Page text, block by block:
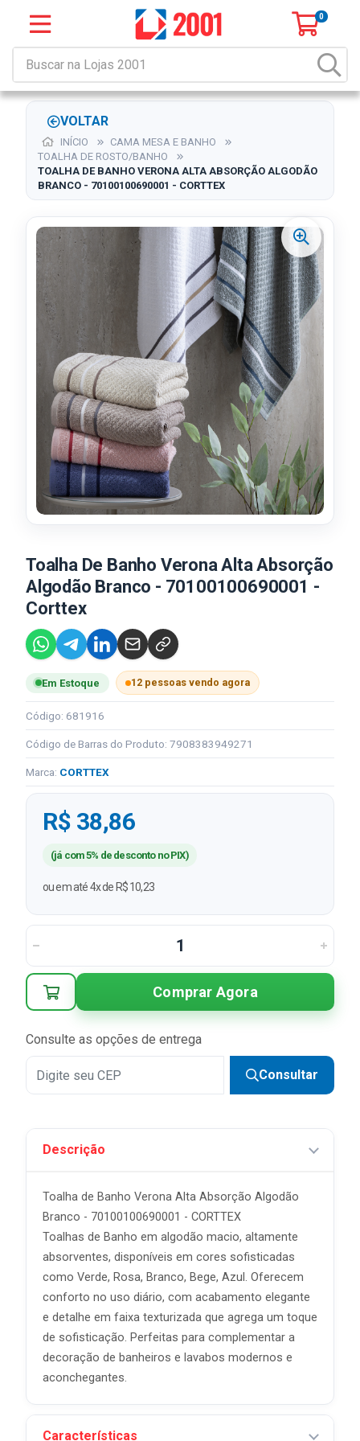
0
VOLTAR
INÍCIO
CAMA MESA E BANHO
TOALHA DE ROSTO/BANHO
TOALHA DE BANHO VERONA ALTA ABSORÇÃO ALGODÃO
BRANCO - 70100100690001 - CORTTEX
Toalha De Banho Verona Alta Absorção
Algodão Branco - 70100100690001 -
Corttex
Em Estoque 12 pessoas vendo agora
Código: 681916
Código de Barras do Produto: 7908383949271
Marca: CORTTEX
R$ 38,86
(já com 5% de desconto no PIX)
ou em até 4x de R$ 10,23
Comprar Agora
Consulte as opções de entrega
Consultar
Descrição
Toalha de Banho Verona Alta Absorção Algodão
Branco - 70100100690001 - CORTTEX
Toalhas de Banho em algodão macio, altamente
absorventes, disponíveis em cores sofisticadas
como Verde, Rosa, Branco, Bege, Azul. Oferecem
conforto no uso diário, com acabamento elegante
e detalhe em faixa texturizada que agrega um toque
de sofisticação. Perfeitas para complementar a
decoração de banheiros e lavabos modernos e
aconchegantes.
Características